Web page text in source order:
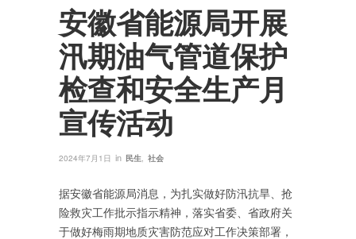
安徽省能源局开展
汛期油气管道保护
检查和安全生产月
宣传活动
2024年7月1日 in 民生, 社会
据安徽省能源局消息，为扎实做好防汛抗旱、抢
险救灾工作批示指示精神，落实省委、省政府关
于做好梅雨期地质灾害防范应对工作决策部署，